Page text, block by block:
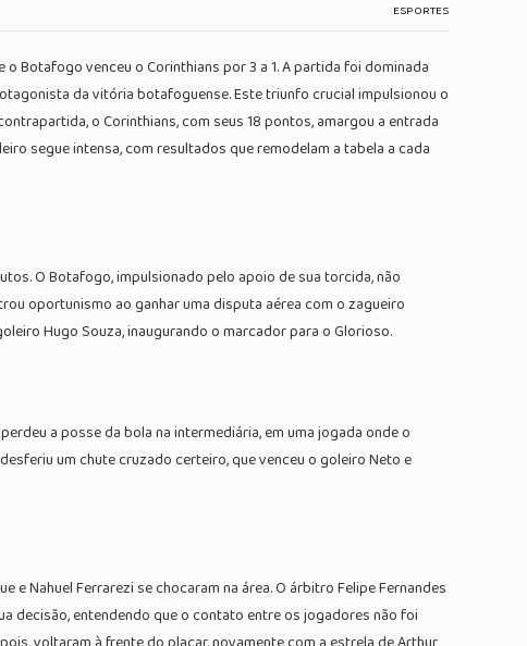
ESPORTES
Botafogo venceu o Corinthians por 3 a 1. A partida foi dominada
da vitória botafoguense. Este triunfo crucial impulsionou o
o Corinthians, com seus 18 pontos, amargou a entrada
segue intensa, com resultados que remodelam a tabela a cada
O Botafogo, impulsionado pelo apoio de sua torcida, não
oportunismo ao ganhar uma disputa aérea com o zagueiro
Hugo Souza, inaugurando o marcador para o Glorioso.
a posse da bola na intermediária, em uma jogada onde o
um chute cruzado certeiro, que venceu o goleiro Neto e
Nahuel Ferrarezi se chocaram na área. O árbitro Felipe Fernandes
decisão, entendendo que o contato entre os jogadores não foi